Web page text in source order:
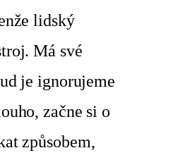
lidský
Má své
je ignorujeme
začne si o
způsobem,